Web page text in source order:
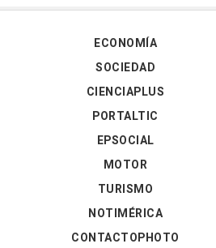
ECONOMÍA
SOCIEDAD
CIENCIAPLUS
PORTALTIC
EPSOCIAL
MOTOR
TURISMO
NOTIMÉRICA
CONTACTOPHOTO